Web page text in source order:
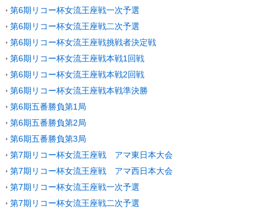
第6期リコー杯女流王座戦一次予選
第6期リコー杯女流王座戦二次予選
第6期リコー杯女流王座戦挑戦者決定戦
第6期リコー杯女流王座戦本戦1回戦
第6期リコー杯女流王座戦本戦2回戦
第6期リコー杯女流王座戦本戦準決勝
第6期五番勝負第1局
第6期五番勝負第2局
第6期五番勝負第3局
第7期リコー杯女流王座戦 アマ東日本大会
第7期リコー杯女流王座戦 アマ西日本大会
第7期リコー杯女流王座戦一次予選
第7期リコー杯女流王座戦二次予選